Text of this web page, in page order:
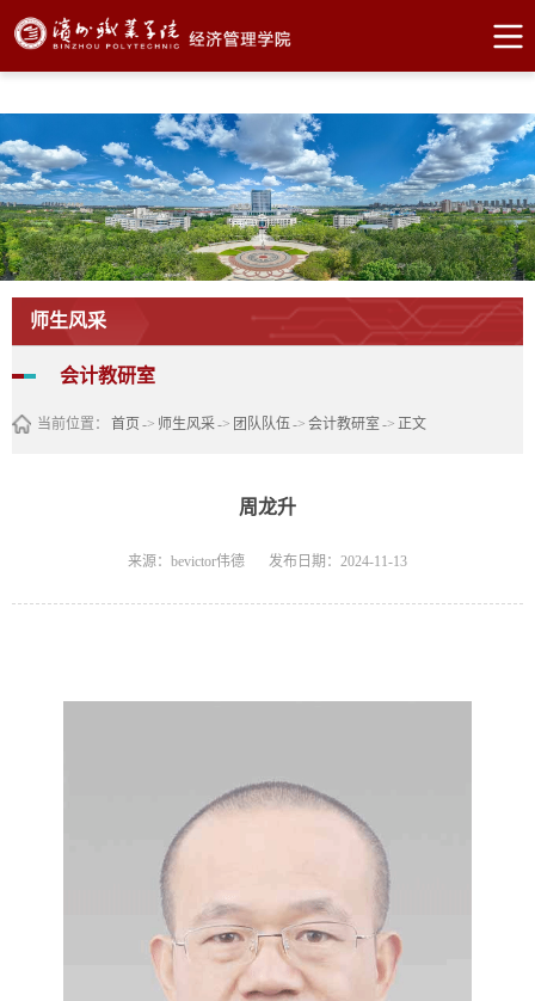
bevictor伟德官网·(中国)唯一官方网站
师生风采
会计教研室
当前位置： 首页 -> 师生风采-> 团队队伍-> 会计教研室 -> 正文
周龙升
来源：bevictor伟德 发布日期：2024-11-13